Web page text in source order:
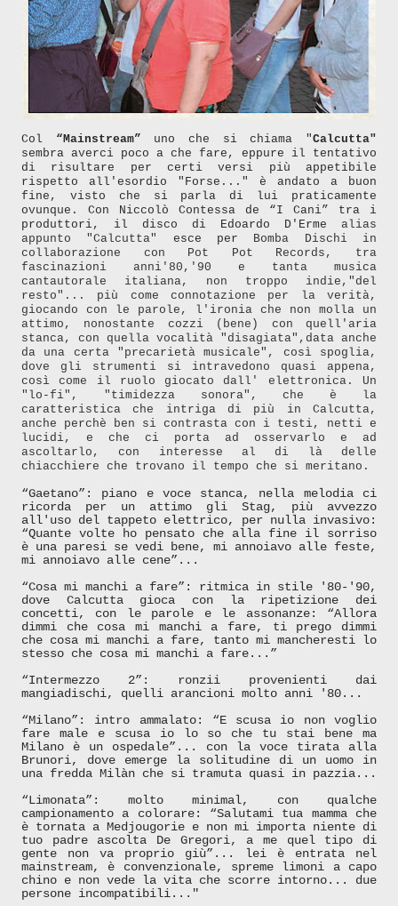
Col “Mainstream” uno che si chiama "Calcutta"
sembra averci poco a che fare, eppure il tentativo
di risultare per certi versi più appetibile
rispetto all'esordio
"Forse..."
è andato a buon
fine, visto che si parla di lui praticamente
ovunque . Con Niccolò Contessa de
“I Cani” tra i
produttori, il disco di Edoardo D'Erme alias
appunto "Calcutta"
esce per
Bomba Dischi in
collaborazione con Pot Pot Records , tra
fascinazioni anni'80,'90 e tanta musica
cantautorale italiana, non troppo indie,"del
resto"... più come connotazione per la verità,
giocando con le parole, l'ironia che non molla un
attimo, nonostante cozzi (bene) con quell'aria
stanca, con quella vocalità "disagiata",data anche
da una certa "precarietà musicale", così spoglia,
dove gli strumenti si intravedono quasi appena,
così come il ruolo giocato dall' elettronica.
Un
"lo-fi", "timidezza sonora", che è la
caratteristica che intriga di più in Calcutta,
anche perchè ben si contrasta con i testi, netti e
lucidi,
e che ci porta ad osservarlo e ad
ascoltarlo,
con interesse al di là delle
chiacchiere che trovano il tempo che si meritano.
“Gaetano”: piano e voce stanca, nella melodia ci
ricorda per un attimo gli Stag, più avvezzo
all'uso del tappeto elettrico, per nulla invasivo:
“Quante volte ho pensato che alla fine il sorriso
è una paresi se vedi bene, mi annoiavo alle feste,
mi annoiavo alle cene”...
“Cosa mi manchi a fare”: ritmica in stile '80-'90,
dove Calcutta gioca con la ripetizione dei
concetti, con le parole e le assonanze: “Allora
dimmi che cosa mi manchi a fare, ti prego dimmi
che cosa mi manchi a fare, tanto mi mancheresti lo
stesso che cosa mi manchi a fare...”
“Intermezzo 2”: ronzii provenienti dai
mangiadischi, quelli arancioni molto anni '80...
“Milano”: intro ammalato: “E scusa io non voglio
fare male e scusa io lo so che tu stai bene ma
Milano è un ospedale”... con la voce tirata alla
Brunori, dove emerge la solitudine di un uomo in
una fredda Milàn che si tramuta quasi in pazzia...
“Limonata”: molto minimal, con qualche
campionamento a colorare: “Salutami tua mamma che
è tornata a Medjougorie e non mi importa niente di
tuo padre ascolta De Gregori, a me quel tipo di
gente non va proprio giù”... lei è entrata nel
mainstream, è convenzionale, spreme limoni a capo
chino e non vede la vita che scorre intorno... due
persone incompatibili..."